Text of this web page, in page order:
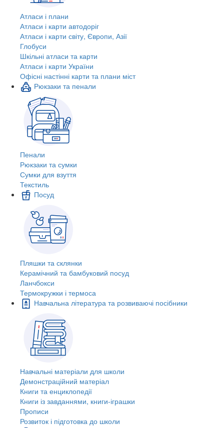
Атласи і плани
Атласи і карти автодоріг
Атласи і карти світу, Європи, Азії
Глобуси
Шкільні атласи та карти
Атласи і карти України
Офісні настінні карти та плани міст
Рюкзаки та пенали
Пенали
Рюкзаки та сумки
Сумки для взуття
Текстиль
Посуд
Пляшки та склянки
Керамічний та бамбуковий посуд
Ланчбокси
Термокружки і термоса
Навчальна література та розвиваючі посібники
Навчальні матеріали для школи
Демонстраційний матеріал
Книги та енциклопедії
Книги із завданнями, книги-іграшки
Прописи
Розвиток і підготовка до школи